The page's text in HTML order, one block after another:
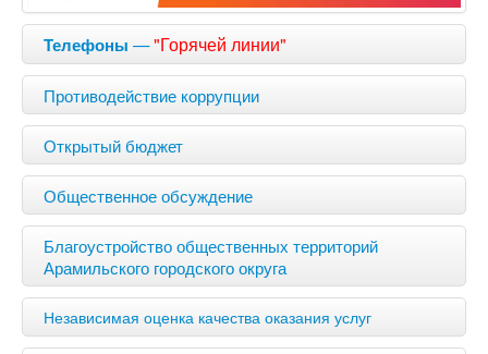
Телефоны —"Горячей линии"
Противодействие коррупции
Открытый бюджет
Общественное обсуждение
Благоустройство общественных территорий
Арамильского городского округа
Независимая оценка качества оказания услуг